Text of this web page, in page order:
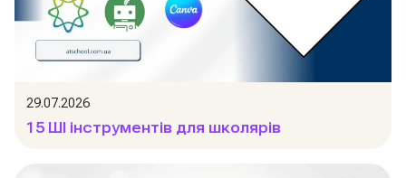
29.07.2026
15 ШІ інструментів для школярів